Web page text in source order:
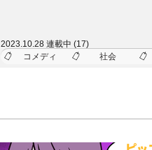
2023.10.28 連載中 (17)
コメディ
社会